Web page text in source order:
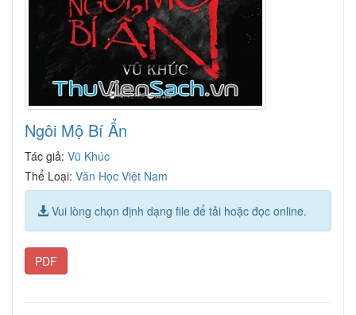
Ngôi Mộ Bí Ẩn
Tác giả: Vũ Khúc
Thể Loại: Văn Học Việt Nam
Vui lòng chọn định dạng file để tải hoặc đọc online.
PDF